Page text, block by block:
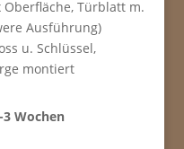
Oberfläche, Türblatt m.
Ausführung)
u. Schlüssel,
montiert
Wochen